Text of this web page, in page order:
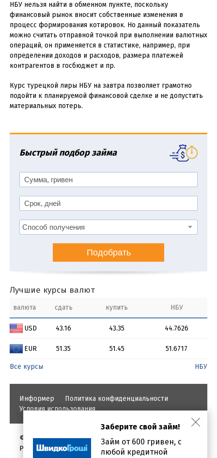
НБУ нельзя найти в обменном пункте, поскольку
финансовый рынок вносит собственные изменения в
процесс формирования котировок. Но данный показатель
можно считать отправной точкой при выполнении валютных
операций, он применяется в статистике, например, при
определении доходов и расходов, размера платежей
контрагентов в госбюджет и пр.
Курс турецкой лиры НБУ на завтра позволяет грамотно
подойти к планируемой финансовой сделке и не допустить
материальных потерь.
Быстрый подбор займа
Подобрать
Лучшие курсы валют
валюта сдать купить НБУ
USD 43.16 43.35 44.7626
EUR 51.35 51.45 51.6717
Все курсы НБУ
Информер
Политика конфиденциальности
Условия использования
©
PROBANKI.COM.UA
Заберите свой займ!
Займ от 600 гривен, с
любой кредитной